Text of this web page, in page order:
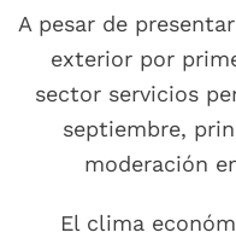
A pesar de
exterior por
sector servicios
septiembre,
moderación
El clima